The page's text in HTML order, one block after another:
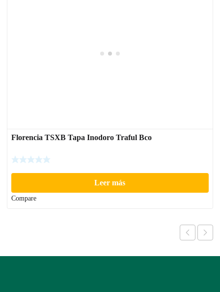
Florencia TSXB Tapa Inodoro Traful Bco
Leer más
Compare